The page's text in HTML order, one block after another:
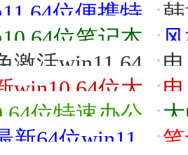
64位便携特
64位笔记本
激活win11 64
v2026.08
win10 64位大
64位特速办公
活
新64位win11
常
专
豪
简
先
版